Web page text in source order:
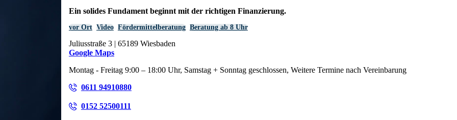
Ein solides Fundament beginnt mit der richtigen Finanzierung.
vor Ort Video Fördermittelberatung Beratung ab 8 Uhr
Juliusstraße 3 | 65189 Wiesbaden
Google Maps
Montag - Freitag 9:00 – 18:00 Uhr, Samstag + Sonntag geschlossen, Weitere Termine nach Vereinbarung
0611 94910880
0152 52500111